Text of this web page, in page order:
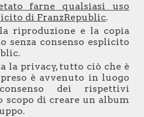
farne qualsiasi uso
di FranzRepublic.
riproduzione e la copia
senza consenso esplicito
.
la privacy, tutto ciò che è
è avvenuto in luogo
dei rispettivi
di creare un album